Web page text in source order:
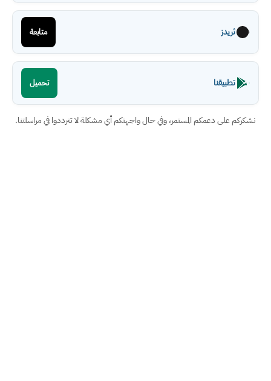
ثريدز متابعة
تطبيقنا تحميل
نشكركم على دعمكم المستمر، وفي حال واجهتكم أي مشكلة لا تترددوا في مراسلتنا.